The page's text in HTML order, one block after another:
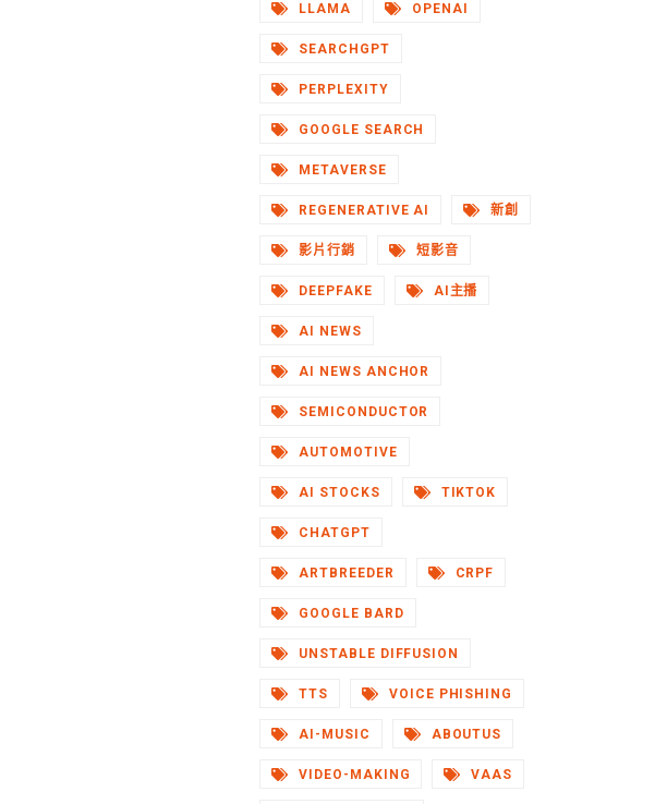
LLAMA OPENAI
SEARCHGPT
PERPLEXITY
GOOGLE SEARCH
METAVERSE
REGENERATIVE AI 新創
影片行銷 短影音
DEEPFAKE AI主播
AI NEWS
AI NEWS ANCHOR
SEMICONDUCTOR
AUTOMOTIVE
AI STOCKS TIKTOK
CHATGPT
ARTBREEDER CRPF
GOOGLE BARD
UNSTABLE DIFFUSION
TTS VOICE PHISHING
AI-MUSIC ABOUTUS
VIDEO-MAKING VAAS